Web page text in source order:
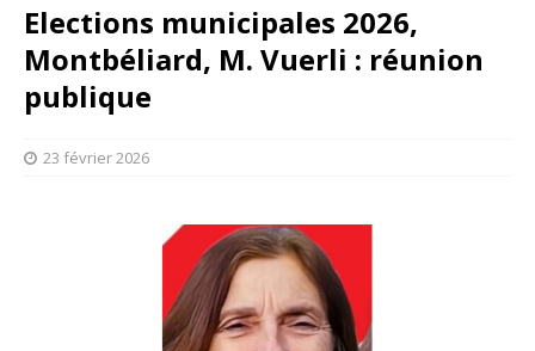
Elections municipales 2026,
Montbéliard, M. Vuerli : réunion
publique
23 février 2026